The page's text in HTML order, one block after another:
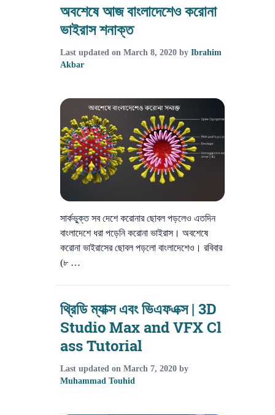
অবশেষে আজ বাংলাদেশেও করোনা
ভাইরাস শনাক্ত
Last updated on March 8, 2020 by Ibrahim
Akbar
সার্কভু্ক্ত সব দেশে করোনার ছোবল পড়লেও এতদিন
বাংলাদেশে ধরা পড়েনি করোনা ভাইরাস। অবশেষে
করোনা ভাইরাসের ছোবল পড়লো বাংলাদেশেও। রবিবার
(৮ …
থ্রিডি ম্যাক্স এবং ভিএফএক্স | 3D
Studio Max and VFX Cl
ass Tutorial
Last updated on March 7, 2020 by
Muhammad Touhid